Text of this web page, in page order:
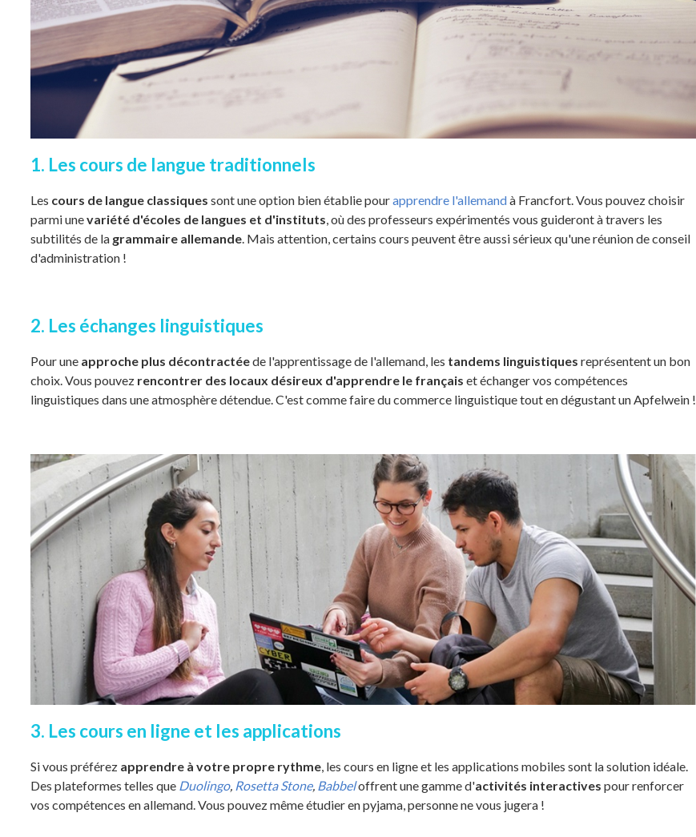
1. Les cours de langue traditionnels
Les cours de langue classiques sont une option bien établie pourapprendre l'allemandà Francfort. Vous pouvez choisir
parmi unevariété d'écoles de langues et d'instituts, où des professeurs expérimentés vous guideront à travers les
subtilités de la grammaire allemande. Mais attention, certains cours peuvent être aussi sérieux qu'une réunion de conseil
d'administration !
2. Les échanges linguistiques
Pour une approche plus décontractéede l'apprentissage de l'allemand, les tandems linguistiques représentent un bon
choix. Vous pouvez rencontrer des locaux désireux d'apprendre le français et échanger vos compétences
linguistiques dans une atmosphère détendue. C'est comme faire du commerce linguistique tout en dégustant un Apfelwein !
3. Les cours en ligne et les applications
Si vous préférez apprendre à votre propre rythme, les cours en ligne et les applications mobiles sont la solution idéale.
Des plateformes telles que Duolingo, Rosetta Stone, Babbeloffrent une gamme d'activités interactives pour renforcer
vos compétences en allemand. Vous pouvez même étudier en pyjama, personne ne vous jugera !